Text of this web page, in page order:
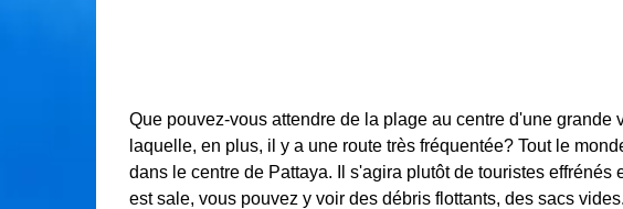
Que pouvez-vous attendre de la plage au centre d'une grande
laquelle, en plus, il y a une route très fréquentée? Tout le
dans le centre de Pattaya. Il s'agira plutôt de touristes
est sale, vous pouvez y voir des débris flottants, des sacs vides.